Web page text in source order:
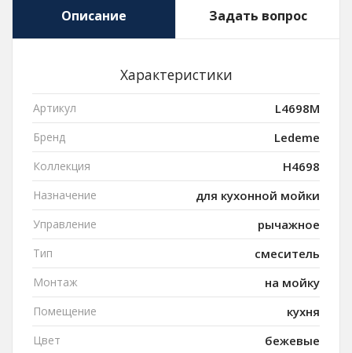
Описание Задать вопрос
Характеристики
Артикул L4698M
Бренд Ledeme
Коллекция H4698
Назначение для кухонной мойки
Управление рычажное
Тип смеситель
Монтаж на мойку
Помещение кухня
Цвет бежевые